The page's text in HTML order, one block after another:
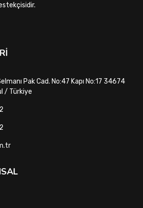
Pak Cad. No:47 Kapı No:17 34674
/ Türkiye